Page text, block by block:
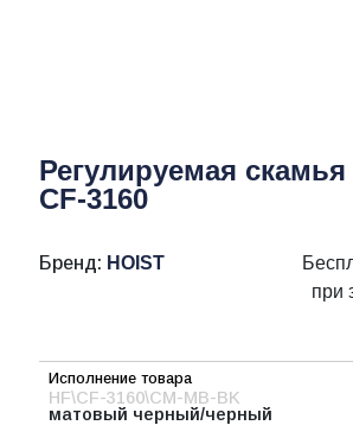
Регулируемая скамья
CF-3160
Бренд: HOIST
при
HF\CF-3160\CM-MB-BK
матовый черный/черный